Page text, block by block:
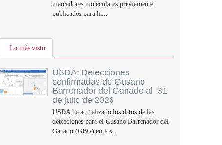
marcadores moleculares previamente
publicados para la...
Lo más visto
USDA: Detecciones
confirmadas de Gusano
Barrenador del Ganado al 31
de julio de 2026
USDA ha actualizado los datos de las
detecciones para el Gusano Barrenador del
Ganado (GBG) en los...